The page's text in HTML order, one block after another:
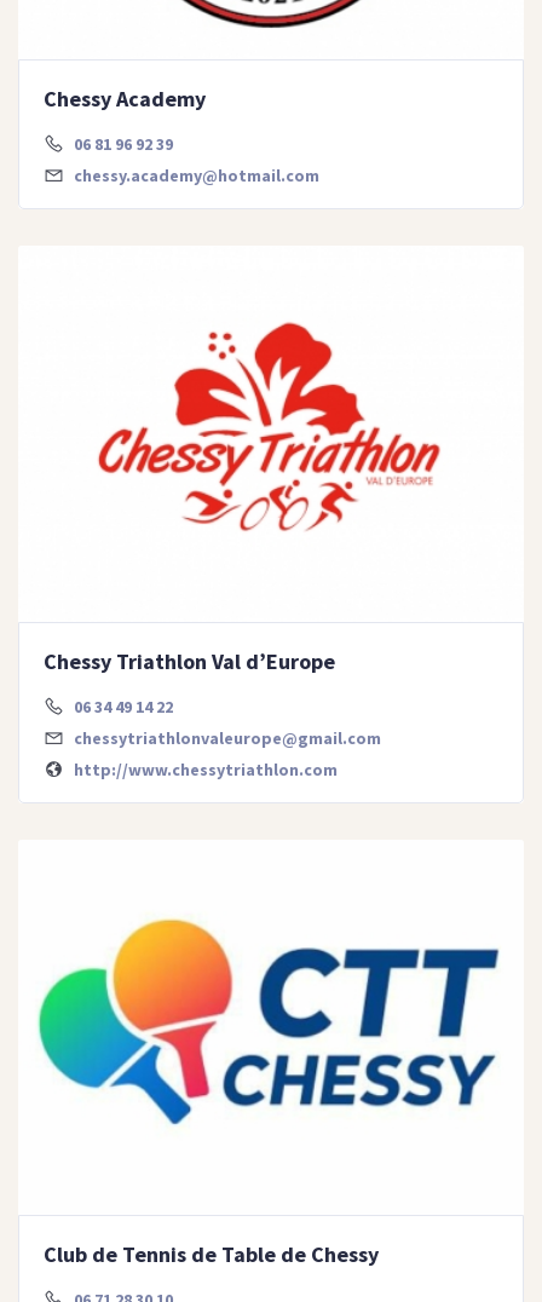
Chessy Academy
06 81 96 92 39
chessy.academy@hotmail.com
Chessy Triathlon Val d’Europe
06 34 49 14 22
chessytriathlonvaleurope@gmail.com
http://www.chessytriathlon.com
Club de Tennis de Table de Chessy